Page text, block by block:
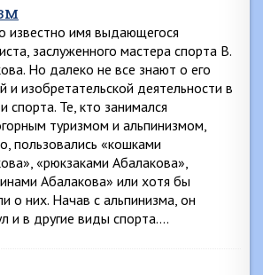
известно имя выдающегося
заслуженного мастера спорта В.
Но далеко не все знают о его
и изобретательской деятельности в
спорта. Те, кто занимался
туризмом и альпинизмом,
пользовались «кошками
«рюкзаками Абалакова»,
Абалакова» или хотя бы
о них. Начав с альпинизма, он
и в другие виды спорта….